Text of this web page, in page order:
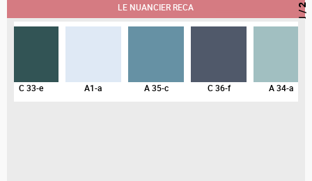
1
/ 2
LE NUANCIER RECA
C 33-e A1-a A 35-c C 36-f A 34-a